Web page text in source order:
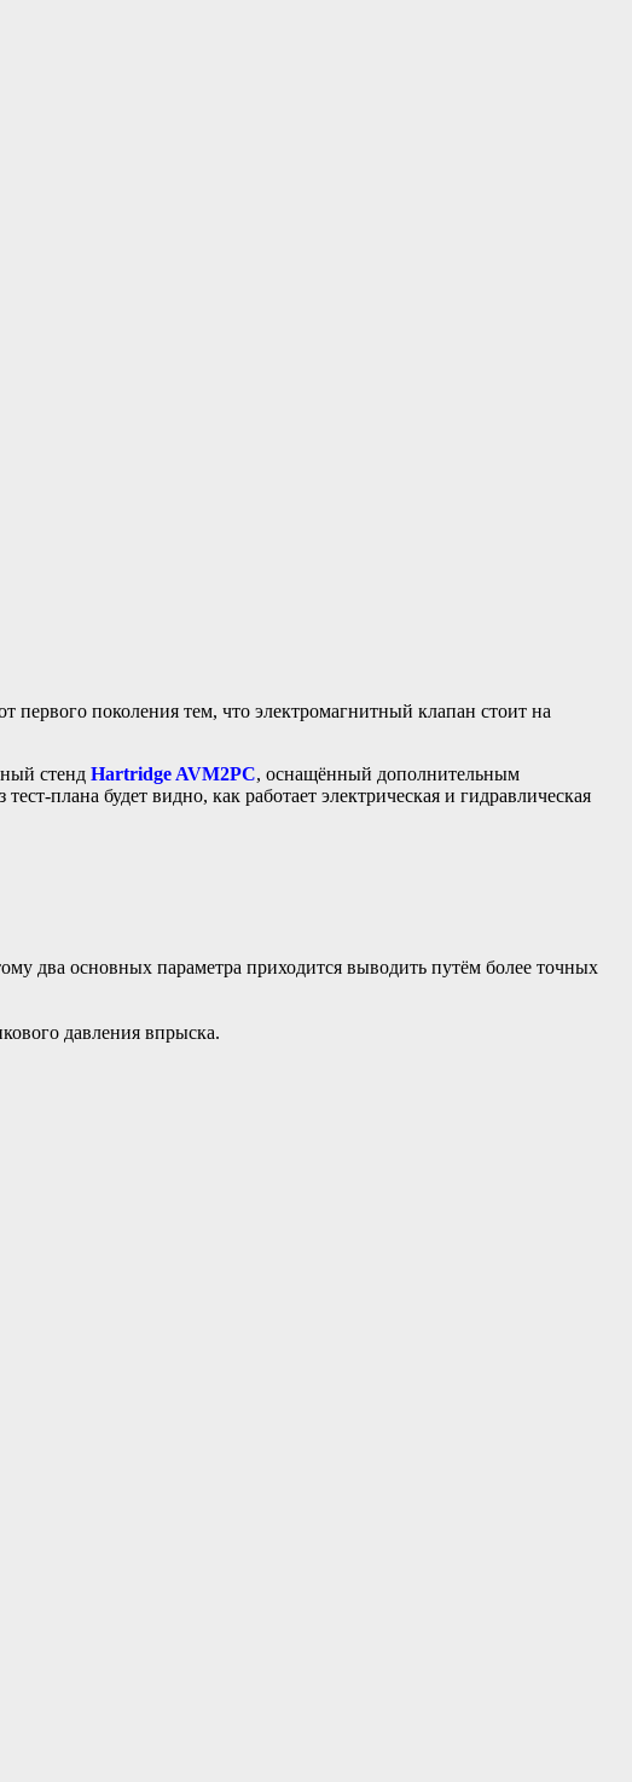
первого поколения тем, что электромагнитный клапан стоит на
стенд Hartridge AVM2PC, оснащённый дополнительным
плана будет видно, как работает электрическая и гидравлическая
два основных параметра приходится выводить путём более точных
давления впрыска.